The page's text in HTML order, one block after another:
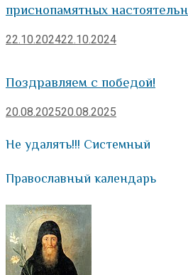
приснопамятных
22.10.202422.10.2024
Поздравляем с победой!
20.08.202520.08.2025
Не удалять!!! Системный
Православный календарь